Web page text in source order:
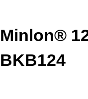
Minlon®
BKB124